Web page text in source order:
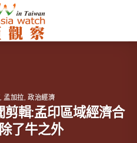
孟加拉 ,政治經濟
輯:孟印區域經濟合
了牛之外